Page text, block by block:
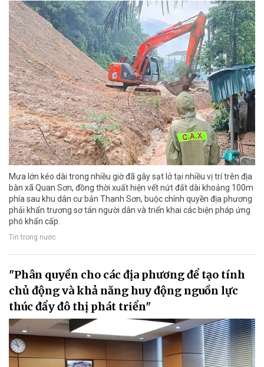
Mưa lớn kéo dài trong nhiều giờ đã gây sạt lở tại nhiều vị trí trên địa
bàn xã Quan Sơn, đồng thời xuất hiện vết nứt đất dài khoảng 100m
phía sau khu dân cư bản Thanh Sơn, buộc chính quyền địa phương
phải khẩn trương sơ tán người dân và triển khai các biện pháp ứng
phó khẩn cấp.
Tin trong nước
"Phân quyền cho các địa phương để tạo tính
chủ động và khả năng huy động nguồn lực
thúc đẩy đô thị phát triển"